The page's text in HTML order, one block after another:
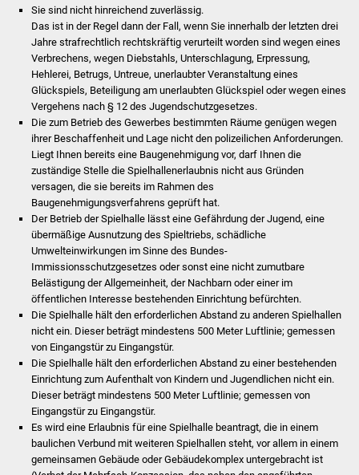
Bürgerbus (MOBS)
Abfall und Entsorgung
Kultur & Freizeit
Veranstaltungen
Stadtfest
Ostermarkt
Einrichtungen
Hallenbad
Stadtbücherei
Zehntscheuer
Bürgerhaus
Kulturhalle
Sie sind nicht hinreichend zuverlässig.
Das ist in der Regel dann der Fall, wenn Sie innerhalb der letzten drei
Jahre strafrechtlich rechtskräftig verurteilt worden sind wegen eines
Verbrechens, wegen Diebstahls, Unterschlagung, Erpressung,
Hehlerei, Betrugs, Untreue, unerlaubter Veranstaltung eines
Glückspiels, Beteiligung am unerlaubten Glückspiel oder wegen eines
Vergehens nach § 12 des Jugendschutzgesetzes.
Die zum Betrieb des Gewerbes bestimmten Räume genügen wegen
ihrer Beschaffenheit und Lage nicht den polizeilichen Anforderungen.
Liegt Ihnen bereits eine Baugenehmigung vor, darf Ihnen die
zuständige Stelle die Spielhallenerlaubnis nicht aus Gründen
versagen, die sie bereits im Rahmen des
Baugenehmigungsverfahrens geprüft hat.
Der Betrieb der Spielhalle lässt eine Gefährdung der Jugend, eine
übermäßige Ausnutzung des Spieltriebs, schädliche
Umwelteinwirkungen im Sinne des Bundes-
Immissionsschutzgesetzes oder sonst eine nicht zumutbare
Belästigung der Allgemeinheit, der Nachbarn oder einer im
öffentlichen Interesse bestehenden Einrichtung befürchten.
Die Spielhalle hält den erforderlichen Abstand zu anderen Spielhallen
nicht ein. Dieser beträgt mindestens 500 Meter Luftlinie; gemessen
von Eingangstür zu Eingangstür.
Die Spielhalle hält den erforderlichen Abstand zu einer bestehenden
Einrichtung zum Aufenthalt von Kindern und Jugendlichen nicht ein.
Dieser beträgt mindestens 500 Meter Luftlinie; gemessen von
Eingangstür zu Eingangstür.
Es wird eine Erlaubnis für eine Spielhalle beantragt, die in einem
baulichen Verbund mit weiteren Spielhallen steht, vor allem in einem
gemeinsamen Gebäude oder Gebäudekomplex untergebracht ist